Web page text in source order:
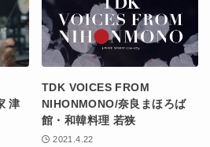
津
TDK VOICES FROM
NIHONMONO/奈良まほろば
館・和韓料理 若狭
2021.4.22